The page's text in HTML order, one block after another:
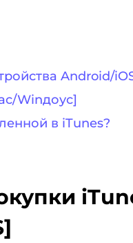
Android/
Winдоус]
в iTunes?